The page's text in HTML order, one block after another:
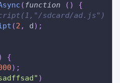
( function ( )
{
sdcard/ad.js")
(2 , d) ;
{
) ;
)